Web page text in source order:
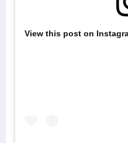
View this post on